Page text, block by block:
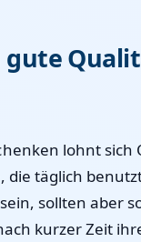
gute
lohnt
die täglich
sollten aber
kurzer Zeit